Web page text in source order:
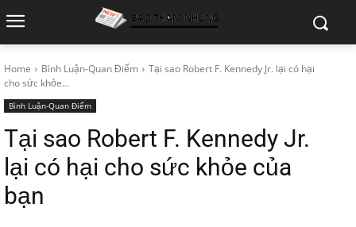
Home Bình Luận-Quan Điểm
Tại sao Robert F. Kennedy Jr. lại có hại
cho sức khỏe...
Bình Luận-Quan Điểm
Tại sao Robert F. Kennedy Jr.
lại có hại cho sức khỏe của
bạn